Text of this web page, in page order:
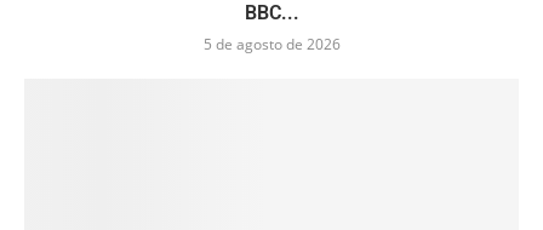
BBC...
5 de agosto de 2026